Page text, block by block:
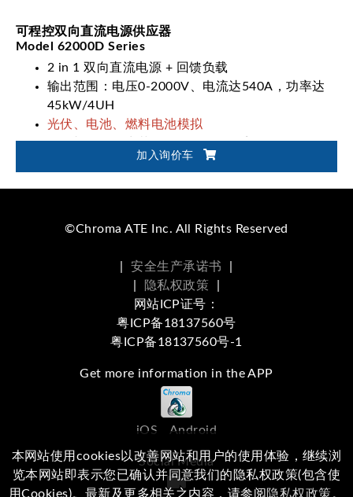
可程控双向直流电源供应器
Model 62000D Series
2 in 1 双向直流电源 + 回馈负载
输出范围：电压0-2000V、电流达540A，功率达
45kW/4UH
光伏、电池、燃料电池模拟
一键切换双输出范围(62000D-HL系列)
加入询价车
©Chroma ATE Inc. All Rights Reserved
安全生产承诺书
隐私权政策
网站ICP证号：
粤ICP备18137560号
粤ICP备18137560号-1
Get more information in the APP
iOS Android
Social Media
本网站使用cookies以改善网站和用户的使用体验，继续浏
览本网站即表示您已确认并同意我们的隐私权政策(包含使
用Cookies)。最新及更多相关之内容，请参阅 隐私权政策 。